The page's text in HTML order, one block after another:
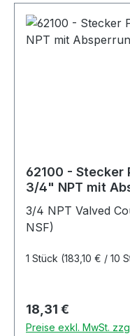
62100 - Stecker
3/4" NPT mit
3/4 NPT Valved
NSF)
1 Stück (183,10 € / 10
Regulärer Preis:
18,31 €
Preise exkl. MwSt.